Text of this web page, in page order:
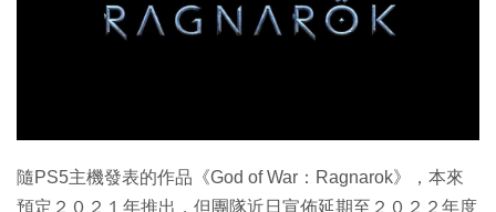
隨PS5主機發表的作品《God of War：Ragnarok》，本來
預定２０２１年推出，但團隊近日宣佈延期至２０２２年度